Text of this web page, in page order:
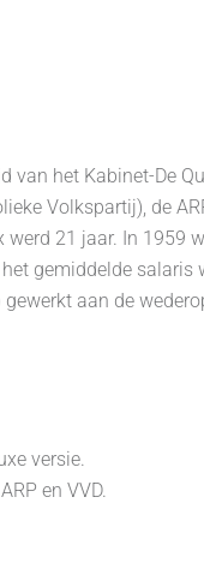
van het Kabinet-De
Volkspartij), de
21 jaar. In 1959
gemiddelde salaris
aan de
versie.
en VVD.